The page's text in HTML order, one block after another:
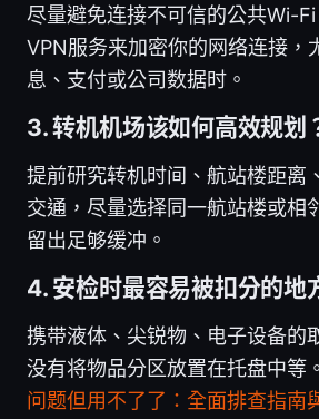
尽量避免连接不可信的公共Wi-
VPN服务来加密你的网络连接，
息、支付或公司数据时。
3. 转机机场该如何高效规划
提前研究转机时间、航站楼距离
交通，尽量选择同一航站楼或相
留出足够缓冲。
4. 安检时最容易被扣分的地
携带液体、尖锐物、电子设备的
没有将物品分区放置在托盘中等
问题但用不了了：全面排查指南